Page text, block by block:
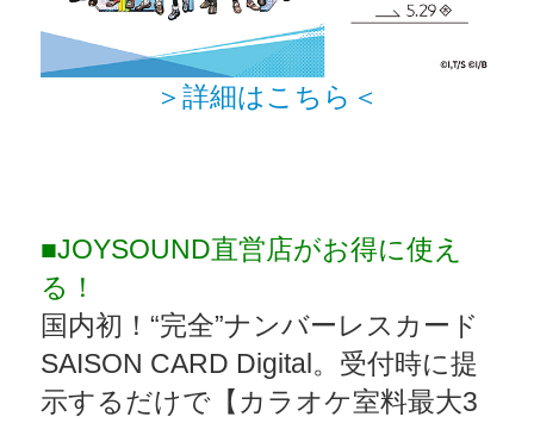
＞詳細はこちら＜
■JOYSOUND直営店がお得に使え
る！
国内初！“完全”ナンバーレスカード
SAISON CARD Digital。受付時に提
示するだけで【カラオケ室料最大3